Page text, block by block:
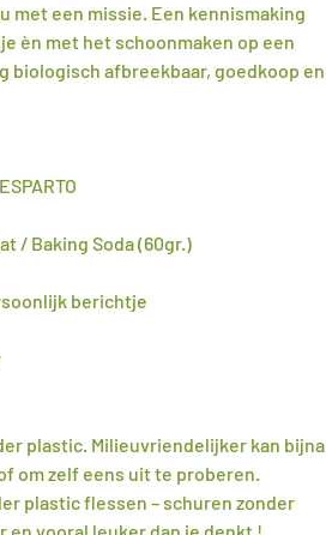
met een missie. Een kennismaking
èn met het schoonmaken op een
biologisch afbreekbaar, goedkoop en
/ Baking Soda (60gr.)
berichtje
plastic. Milieuvriendelijker kan bijna
om zelf eens uit te proberen.
plastic flessen – schuren zonder